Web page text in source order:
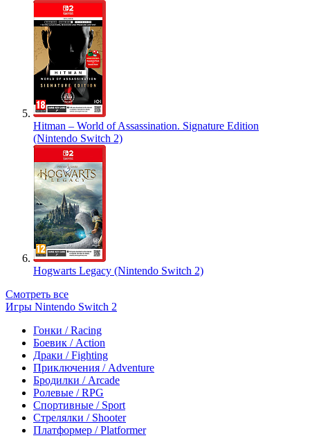
Hitman – World of Assassination. Signature Edition
(Nintendo Switch 2)
Hogwarts Legacy (Nintendo Switch 2)
Смотреть все
Игры Nintendo Switch 2
Гонки / Racing
Боевик / Action
Драки / Fighting
Приключения / Adventure
Бродилки / Arcade
Ролевые / RPG
Спортивные / Sport
Стрелялки / Shooter
Платформер / Platformer